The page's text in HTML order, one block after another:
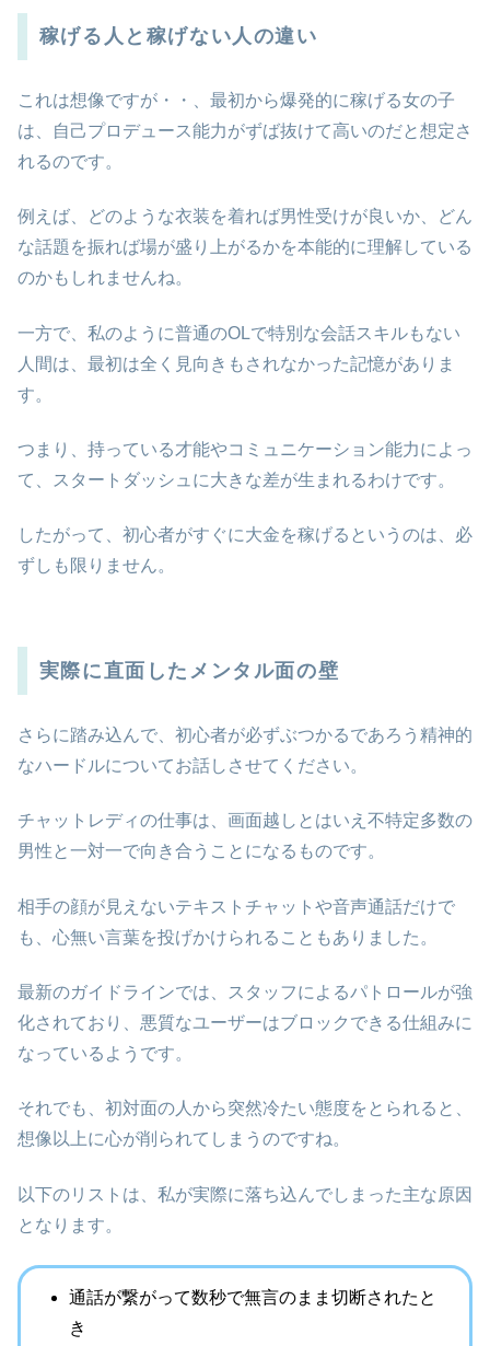
稼げる人と稼げない人の違い
これは想像ですが・・、最初から爆発的に稼げる女の子
は、自己プロデュース能力がずば抜けて高いのだと想定さ
れるのです。
例えば、どのような衣装を着れば男性受けが良いか、どん
な話題を振れば場が盛り上がるかを本能的に理解している
のかもしれませんね。
一方で、私のように普通のOLで特別な会話スキルもない
人間は、最初は全く見向きもされなかった記憶がありま
す。
つまり、持っている才能やコミュニケーション能力によっ
て、スタートダッシュに大きな差が生まれるわけです。
したがって、初心者がすぐに大金を稼げるというのは、必
ずしも限りません。
実際に直面したメンタル面の壁
さらに踏み込んで、初心者が必ずぶつかるであろう精神的
なハードルについてお話しさせてください。
チャットレディの仕事は、画面越しとはいえ不特定多数の
男性と一対一で向き合うことになるものです。
相手の顔が見えないテキストチャットや音声通話だけで
も、心無い言葉を投げかけられることもありました。
最新のガイドラインでは、スタッフによるパトロールが強
化されており、悪質なユーザーはブロックできる仕組みに
なっているようです。
それでも、初対面の人から突然冷たい態度をとられると、
想像以上に心が削られてしまうのですね。
以下のリストは、私が実際に落ち込んでしまった主な原因
となります。
通話が繋がって数秒で無言のまま切断されたと
き